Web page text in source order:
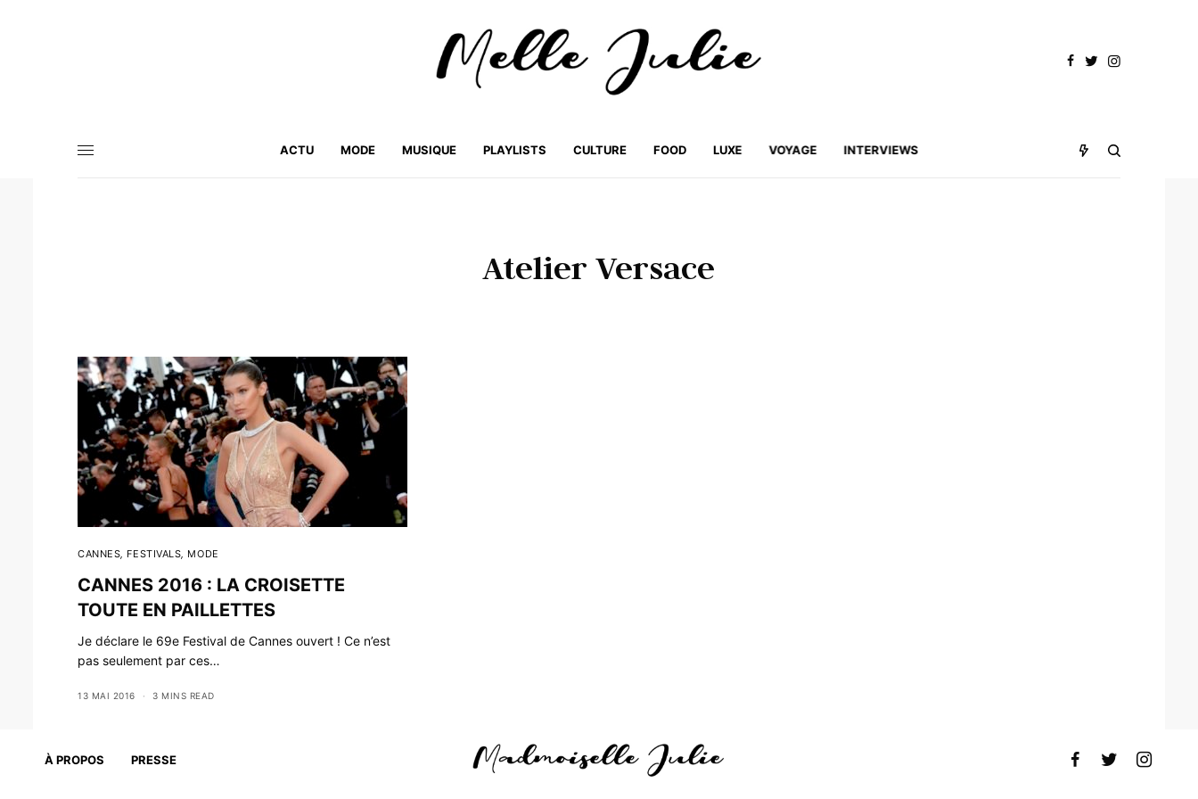
ACTU MODE MUSIQUE PLAYLISTS CULTURE FOOD LUXE VOYAGE INTERVIEWS
Atelier Versace
CANNES FESTIVALS MODE
CANNES 2016 : LA CROISETTE
TOUTE EN PAILLETTES
Je déclare le 69e Festival de Cannes ouvert ! Ce n’est
pas seulement par ces…
13 MAI 2016 3 MINS READ
À PROPOS PRESSE